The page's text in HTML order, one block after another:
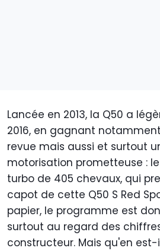
Lancée en 2013, la Q50 a
2016, en gagnant
revue mais aussi et surtout
motorisation prometteuse :
turbo de 405 chevaux, qui
capot de cette Q50 S Red
papier, le programme est
surtout au regard des
constructeur. Mais qu'en